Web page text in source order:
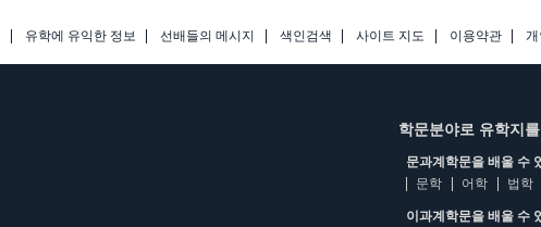
유학에 유익한 정보 선배들의 메시지 색인검색 사이트 지도 이용약관
학문분야로 유학지
문과계학문을 배울 수
문학
어학 법학
이과계학문을 배울 수